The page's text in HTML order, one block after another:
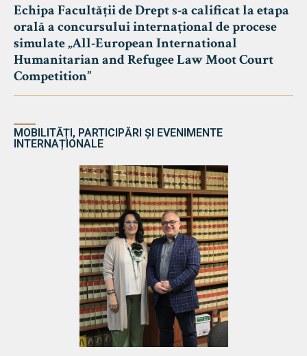
Echipa Facultății de Drept s-a calificat la etapa
orală a concursului internațional de procese
simulate „All-European International
Humanitarian and Refugee Law Moot Court
Competition”
MOBILITĂȚI, PARTICIPĂRI ȘI EVENIMENTE
INTERNAȚIONALE